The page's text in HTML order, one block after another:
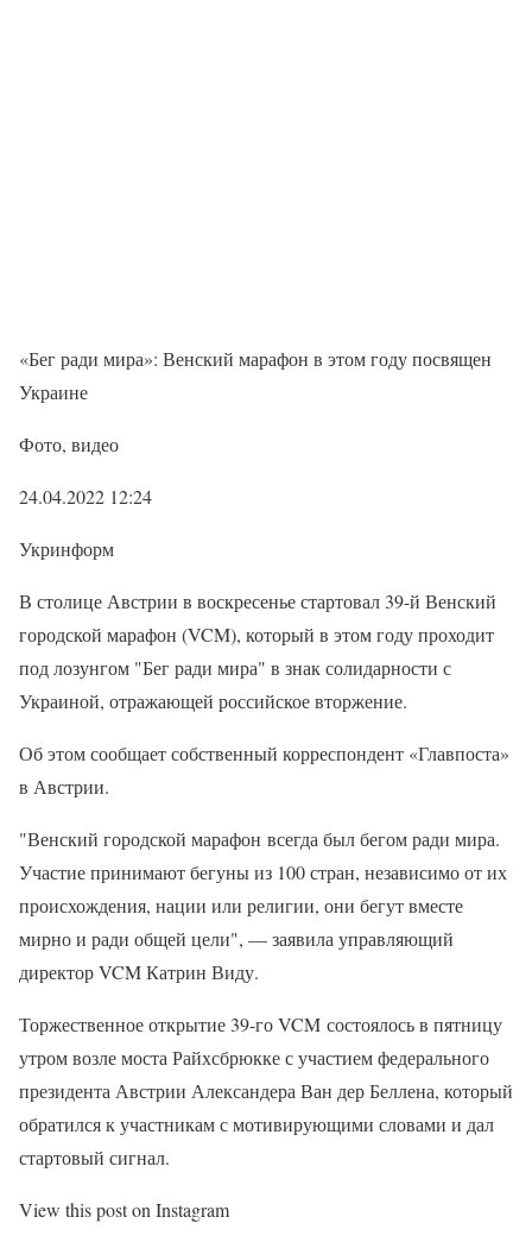
«Бег ради мира»: Венский марафон в этом году посвящен
Украине
Фото, видео
24.04.2022 12:24
Укринформ
В столице Австрии в воскресенье стартовал 39-й Венский
городской марафон (VCM), который в этом году проходит
под лозунгом "Бег ради мира" в знак солидарности с
Украиной, отражающей российское вторжение.
Об этом сообщает собственный корреспондент «Главпоста»
в Австрии.
"Венский городской марафон всегда был бегом ради мира.
Участие принимают бегуны из 100 стран, независимо от их
происхождения, нации или религии, они бегут вместе
мирно и ради общей цели", — заявила управляющий
директор VCM Катрин Виду.
Торжественное открытие 39-го VCM состоялось в пятницу
утром возле моста Райхсбрюкке с участием федерального
президента Австрии Александера Ван дер Беллена, который
обратился к участникам с мотивирующими словами и дал
стартовый сигнал.
View this post on Instagram